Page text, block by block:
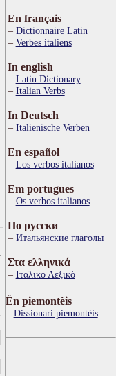
En français
Dictionnaire Latin
Verbes italiens
In english
Latin Dictionary
Italian Verbs
In Deutsch
Italienische Verben
En español
Los verbos italianos
Em portugues
Os verbos italianos
По русски
Итальянские глаголы
Στα ελληνικά
Ιταλικό Λεξικό
Ën piemontèis
Dissionari piemontèis